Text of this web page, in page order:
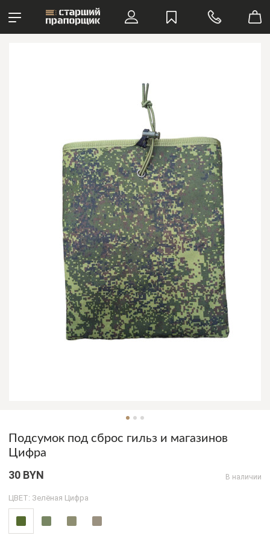
Подсумок под сброс гильз и магазинов
Цифра
30 BYN В наличии
ЦВЕТ: Зелёная Цифра